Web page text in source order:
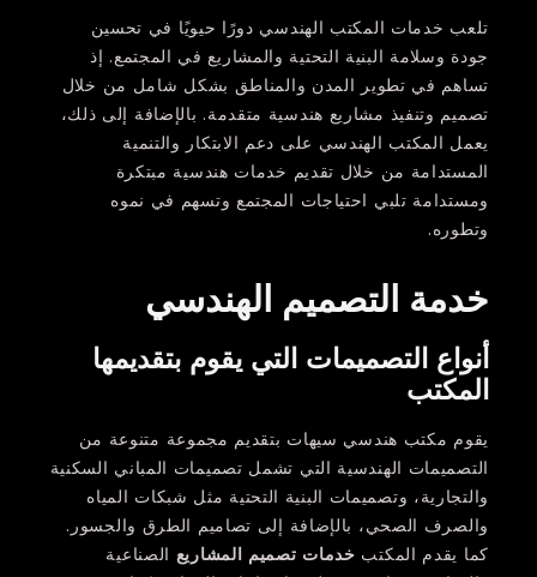
تلعب خدمات المكتب الهندسي دورًا حيويًا في تحسين
جودة وسلامة البنية التحتية والمشاريع في المجتمع. إذ
تساهم في تطوير المدن والمناطق بشكل شامل من خلال
تصميم وتنفيذ مشاريع هندسية متقدمة. بالإضافة إلى ذلك،
يعمل المكتب الهندسي على دعم الابتكار والتنمية
المستدامة من خلال تقديم خدمات هندسية مبتكرة
ومستدامة تلبي احتياجات المجتمع وتسهم في نموه
وتطوره.
خدمة التصميم الهندسي
أنواع التصميمات التي يقوم بتقديمها
المكتب
يقوم مكتب هندسي سيهات بتقديم مجموعة متنوعة من
التصميمات الهندسية التي تشمل تصميمات المباني السكنية
والتجارية، وتصميمات البنية التحتية مثل شبكات المياه
والصرف الصحي، بالإضافة إلى تصاميم الطرق والجسور.
كما يقدم المكتب خدمات تصميم المشاريع الصناعية